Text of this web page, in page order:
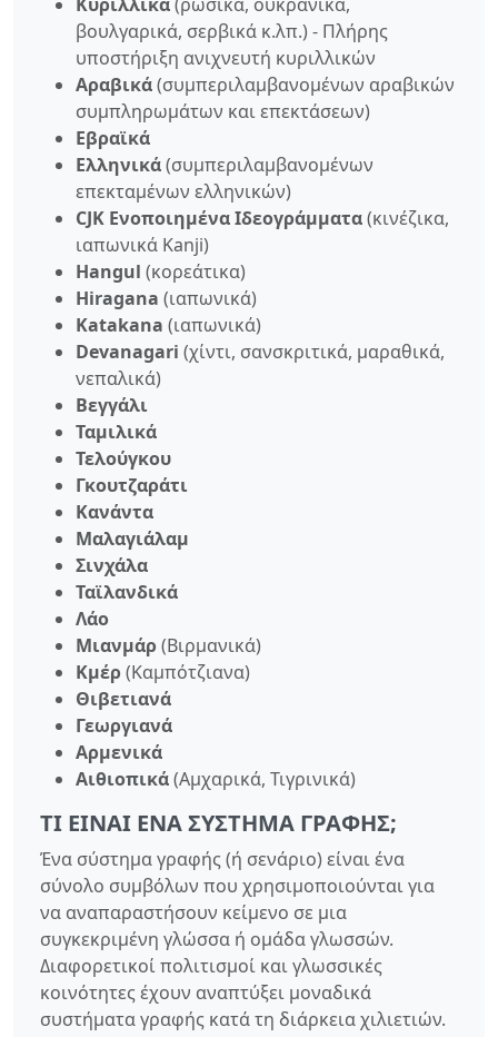
βουλγαρικά, σερβικά κ.λπ.) - Πλήρης
υποστήριξη ανιχνευτή κυριλλικών
Αραβικά(συμπεριλαμβανομένων αραβικών
συμπληρωμάτων και επεκτάσεων)
Εβραϊκά
Ελληνικά(συμπεριλαμβανομένων
επεκταμένων ελληνικών)
CJK Ενοποιημένα Ιδεογράμματα(κινέζικα,
ιαπωνικά Kanji)
Hangul (κορεάτικα)
Hiragana (ιαπωνικά)
Katakana (ιαπωνικά)
Devanagari (χίντι, σανσκριτικά, μαραθικά,
νεπαλικά)
Βεγγάλι
Ταμιλικά
Τελούγκου
Γκουτζαράτι
Κανάντα
Μαλαγιάλαμ
Σινχάλα
Ταϊλανδικά
Λάο
Μιανμάρ(Βιρμανικά)
Κμέρ(Καμπότζιανα)
Θιβετιανά
Γεωργιανά
Αρμενικά
Αιθιοπικά(Αμχαρικά, Τιγρινικά)
ΤΙ ΕΊΝΑΙ ΈΝΑ ΣΎΣΤΗΜΑ ΓΡΑΦΉΣ;
Ένα σύστημα γραφής (ή σενάριο) είναι ένα
σύνολο συμβόλων που χρησιμοποιούνται για
να αναπαραστήσουν κείμενο σε μια
συγκεκριμένη γλώσσα ή ομάδα γλωσσών.
Διαφορετικοί πολιτισμοί και γλωσσικές
κοινότητες έχουν αναπτύξει μοναδικά
συστήματα γραφής κατά τη διάρκεια χιλιετιών.